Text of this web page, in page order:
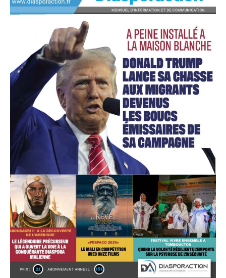
Plans d'abonnement
Accès gratuit
Gratuit /accès limité
Quelques articles
Annonces
Tous les articles
Le magazine
CHOISIR LE FORFAIT